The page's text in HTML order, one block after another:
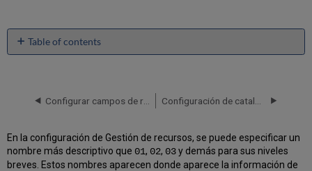
Table of contents
No
En la configuración de Gestión de recursos, se puede especificar un
nombre más descriptivo que 01, 02, 03y demás para sus niveles
breves. Estos nombres aparecen donde aparece la información de